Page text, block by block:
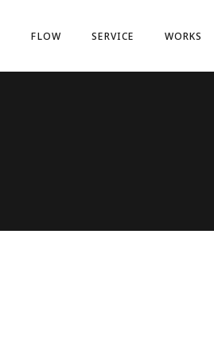
FLOW SERVICE WORKS